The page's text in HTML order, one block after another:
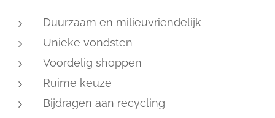
Duurzaam en milieuvriendelijk
Unieke vondsten
Voordelig shoppen
Ruime keuze
Bijdragen aan recycling